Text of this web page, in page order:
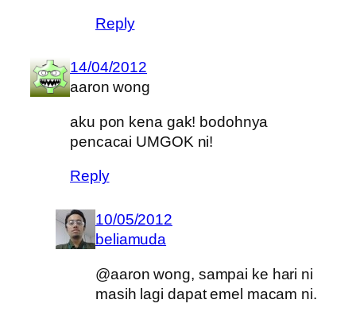
Reply
14/04/2012
aaron wong
aku pon kena gak! bodohnya
pencacai UMGOK ni!
Reply
10/05/2012
beliamuda
@aaron wong, sampai ke hari ni
masih lagi dapat emel macam ni.